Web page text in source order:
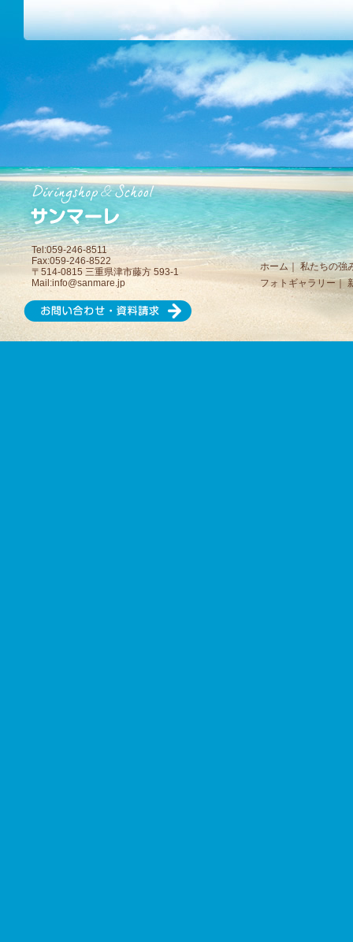
Tel:059-246-8511
Fax:059-246-8522
〒514-0815 三重県津市藤方 593-1
Mail:info@sanmare.jp
ホーム
私たちの強
フォトギャラリー｜